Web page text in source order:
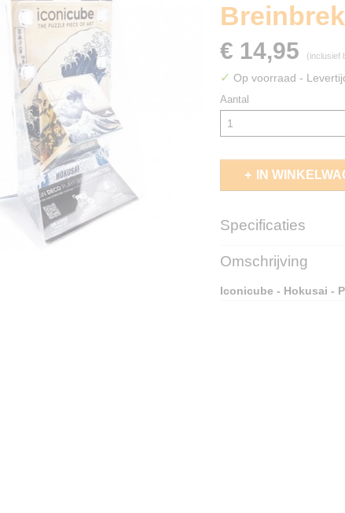
€ 14,95 (inclusief
✓ Op voorraad -
Aantal
IN
Specificaties
EAN code
Omschrijving
Iconicube - Hokusai -